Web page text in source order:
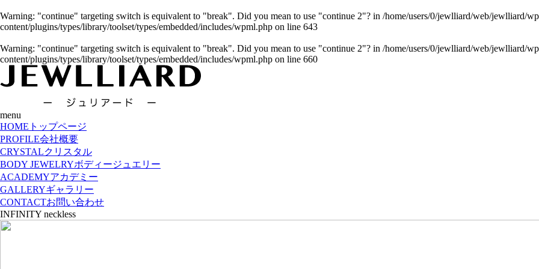
Warning: "continue" targeting switch is equivalent to "break". Did you mean to use "continue 2"? in /home/users/0/jewlliard/web/jewlliard/
content/plugins/types/library/toolset/types/embedded/includes/wpml.php on line 643
Warning: "continue" targeting switch is equivalent to "break". Did you mean to use "continue 2"? in /home/users/0/jewlliard/web/jewlliard/
content/plugins/types/library/toolset/types/embedded/includes/wpml.php on line 660
menu
HOME トップページ
PROFILE会社概要
CRYSTALクリスタル
BODY JEWELRYボディージュエリー
ACADEMYアカデミー
GALLERYギャラリー
CONTACTお問い合わせ
INFINITY neckless